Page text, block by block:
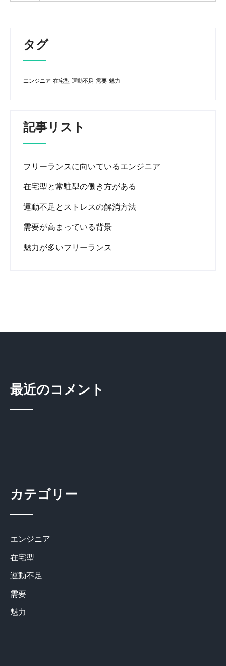
タグ
エンジニア 在宅型 運動不足 需要 魅力
記事リスト
フリーランスに向いているエンジニア
在宅型と常駐型の働き方がある
運動不足とストレスの解消方法
需要が高まっている背景
魅力が多いフリーランス
最近のコメント
カテゴリー
エンジニア
在宅型
運動不足
需要
魅力